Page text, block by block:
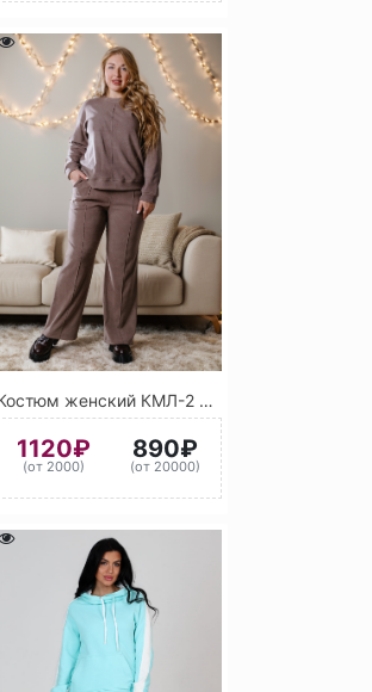
Костюм женский КМЛ-2 9025 (Серый)
1120₽
(от 2000)
890₽
(от 20000)